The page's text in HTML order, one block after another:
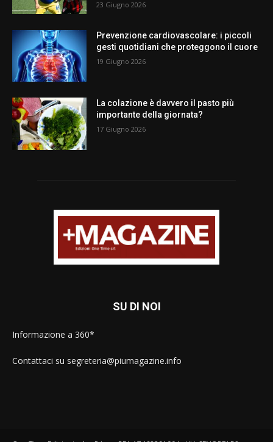
23 Giugno 2026
Prevenzione cardiovascolare: i piccoli
gesti quotidiani che proteggono il cuore
19 Giugno 2026
La colazione è davvero il pasto più
importante della giornata?
17 Giugno 2026
SU DI NOI
Informazione a 360*
Contattaci su segreteria@piumagazine.info